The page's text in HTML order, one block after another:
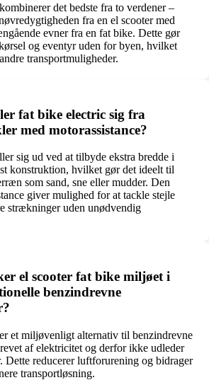
det bedste fra to verdener –
fra en el scooter med
evner fra en fat bike. Dette gør
og eventyr uden for byen, hvilket
transportmuligheder.
fat bike electric sig fra
med motorassistance?
sig ud ved at tilbyde ekstra bredde i
konstruktion, hvilket gør det ideelt til
som sand, sne eller mudder. Den
giver mulighed for at tackle stejle
strækninger uden unødvendig
el scooter fat bike miljøet i
benzindrevne
et miljøvenligt alternativ til benzindrevne
af elektricitet og derfor ikke udleder
Dette reducerer luftforurening og bidrager
transportløsning.